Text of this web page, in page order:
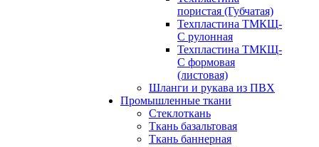
пористая (Губчатая)
Техпластина ТМКЩ-
С рулонная
Техпластина ТМКЩ-
С формовая
(листовая)
Шланги и рукава из ПВХ
Промышленные ткани
Стеклоткань
Ткань базальтовая
Ткань баннерная